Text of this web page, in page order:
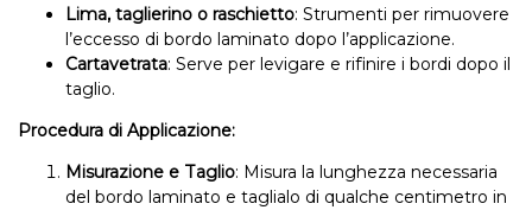
Lima, taglierino o raschietto: Strumenti per rimuovere
l’eccesso di bordo laminato dopo l’applicazione.
Cartavetrata: Serve per levigare e rifinire i bordi dopo il
taglio.
Procedura di Applicazione:
Misurazione e Taglio: Misura la lunghezza necessaria
del bordo laminato e taglialo di qualche centimetro in